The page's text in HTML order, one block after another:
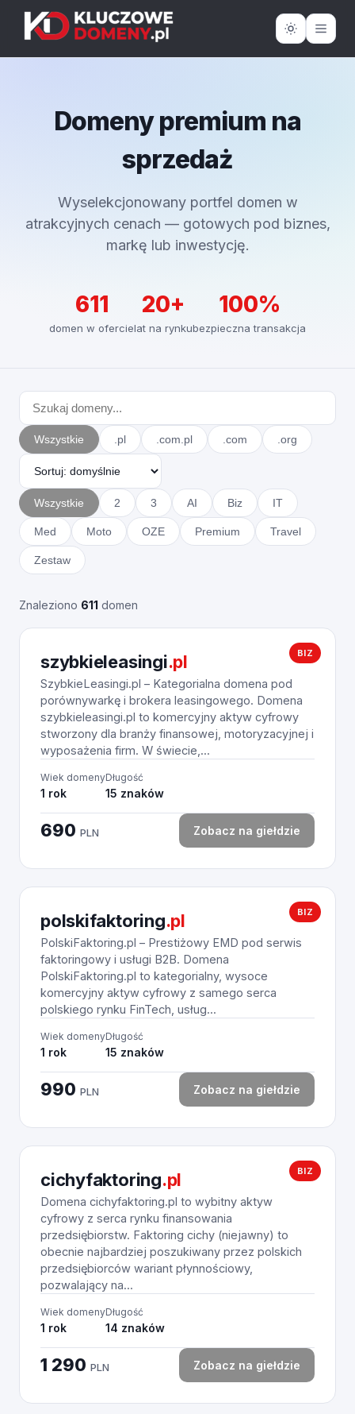
Domeny premium na
sprzedaż
Wyselekcjonowany portfel domen w
atrakcyjnych cenach — gotowych pod biznes,
markę lub inwestycję.
611
domen w ofercie
20+
lat na rynku
100%
bezpieczna transakcja
Wszystkie .pl .com.pl .com .org
Wszystkie 2 3 AI Biz IT
Med Moto OZE Premium Travel
Zestaw
Znaleziono 611 domen
BIZ
szybkieleasingi.pl
SzybkieLeasingi.pl – Kategorialna domena pod
porównywarkę i brokera leasingowego. Domena
szybkieleasingi.pl to komercyjny aktyw cyfrowy
stworzony dla branży finansowej, motoryzacyjnej i
wyposażenia firm. W świecie,...
Wiek domeny
1 rok
Długość
15 znaków
690 PLN Zobacz na giełdzie
BIZ
polskifaktoring.pl
PolskiFaktoring.pl – Prestiżowy EMD pod serwis
faktoringowy i usługi B2B. Domena
PolskiFaktoring.pl to kategorialny, wysoce
komercyjny aktyw cyfrowy z samego serca
polskiego rynku FinTech, usług...
Wiek domeny
1 rok
Długość
15 znaków
990 PLN Zobacz na giełdzie
BIZ
cichyfaktoring.pl
Domena cichyfaktoring.pl to wybitny aktyw
cyfrowy z serca rynku finansowania
przedsiębiorstw. Faktoring cichy (niejawny) to
obecnie najbardziej poszukiwany przez polskich
przedsiębiorców wariant płynnościowy,
pozwalający na...
Wiek domeny
1 rok
Długość
14 znaków
1 290 PLN Zobacz na giełdzie